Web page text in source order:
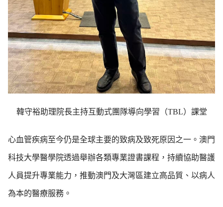
韓守裕助理院長主持互動式團隊導向學習（TBL）課堂
心血管疾病至今仍是全球主要的致病及致死原因之一。澳門
科技大學醫學院透過舉辦各類專業證書課程，持續協助醫護
人員提升專業能力，推動澳門及大灣區建立高品質、以病人
為本的醫療服務。